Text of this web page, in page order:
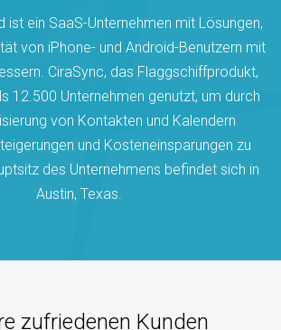
ist ein SaaS-Unternehmen mit Lösungen,
von iPhone- und Android-Benutzern mit
CiraSync, das Flaggschiffprodukt,
12.500 Unternehmen genutzt, um durch
von Kontakten und Kalendern
und Kosteneinsparungen zu
des Unternehmens befindet sich in
Austin, Texas.
zufriedenen Kunden